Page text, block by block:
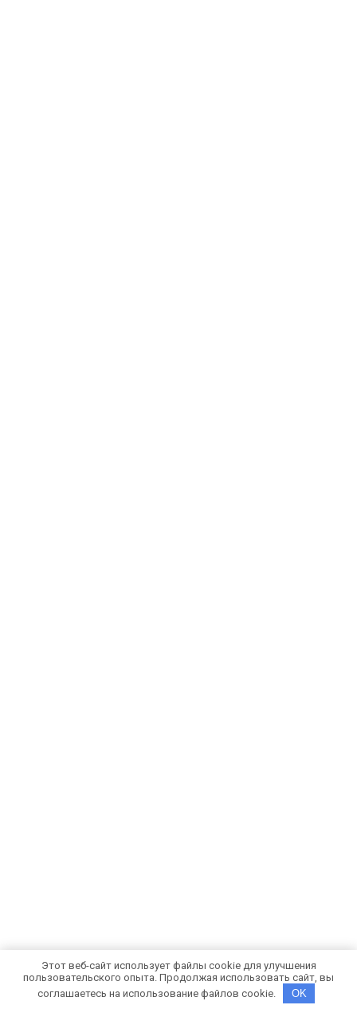
Этот веб-сайт использует файлы cookie для улучшения
пользовательского опыта. Продолжая использовать сайт, вы
соглашаетесь на использование файлов cookie.
OK